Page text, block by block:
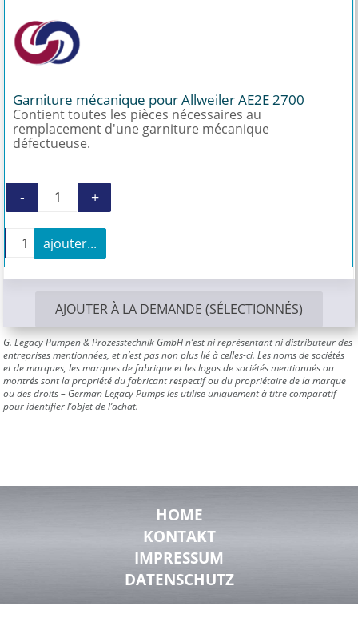
Garniture mécanique pour Allweiler AE2E 2700
Contient toutes les pièces nécessaires au
remplacement d'une garniture mécanique
défectueuse.
quantité de Garniture mécanique pour
- +
quantité de Garniture mécanique pour Allweiler
+
ajouter...
AJOUTER À LA DEMANDE (SÉLECTIONNÉS)
G. Legacy Pumpen & Prozesstechnik GmbH n’est ni représentant ni distributeur des
entreprises mentionnées, et n’est pas non plus lié à celles-ci. Les noms de sociétés
et de marques, les marques de fabrique et les logos de sociétés mentionnés ou
montrés sont la propriété du fabricant respectif ou du propriétaire de la marque
ou des droits – German Legacy Pumps les utilise uniquement à titre comparatif
pour identifier l’objet de l’achat.
HOME
KONTAKT
IMPRESSUM
DATENSCHUTZ